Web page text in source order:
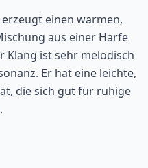
einen warmen,
aus einer Harfe
Klang ist sehr melodisch
Er hat eine leichte,
die sich gut für ruhige